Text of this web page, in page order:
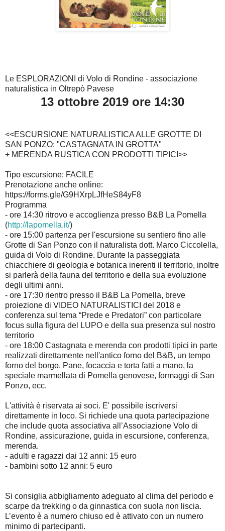
Le ESPLORAZIONI di Volo di Rondine - associazione
naturalistica in Oltrepò Pavese
13 ottobre 2019 ore 14:30
<<ESCURSIONE NATURALISTICA ALLE GROTTE DI
SAN PONZO: "CASTAGNATA IN GROTTA"
+ MERENDA RUSTICA CON PRODOTTI TIPICI>>
Tipo escursione: FACILE
Prenotazione anche online:
https://forms.gle/G9HXrpLJfHeS84yF8
Programma
- ore 14:30 ritrovo e accoglienza presso B&B La Pomella
(http://lapomella.it/)
- ore 15:00 partenza per l'escursione su sentiero fino alle
Grotte di San Ponzo con il naturalista dott. Marco Ciccolella,
guida di Volo di Rondine. Durante la passeggiata
chiacchiere di geologia e botanica inerenti il territorio, inoltre
si parlerà della fauna del territorio e della sua evoluzione
degli ultimi anni.
- ore 17:30 rientro presso il B&B La Pomella, breve
proiezione di VIDEO NATURALISTICI del 2018 e
conferenza sul tema “Prede e Predatori” con particolare
focus sulla figura del LUPO e della sua presenza sul nostro
territorio
- ore 18:00 Castagnata e merenda con prodotti tipici in parte
realizzati direttamente nell'antico forno del B&B, un tempo
forno del borgo. Pane, focaccia e torta fatti a mano, la
speciale marmellata di Pomella genovese, formaggi di San
Ponzo, ecc.
L'attività è riservata ai soci. E' possibile iscriversi
direttamente in loco. Si richiede una quota partecipazione
che include quota associativa all’Associazione Volo di
Rondine, assicurazione, guida in escursione, conferenza,
merenda.
- adulti e ragazzi dai 12 anni: 15 euro
- bambini sotto 12 anni: 5 euro
Si consiglia abbigliamento adeguato al clima del periodo e
scarpe da trekking o da ginnastica con suola non liscia.
L’evento è a numero chiuso ed è attivato con un numero
minimo di partecipanti.